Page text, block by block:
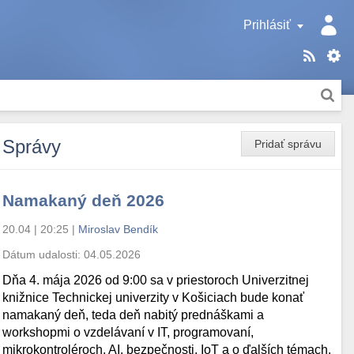
Prihlásiť
Pridať správu
Správy
Namakaný deň 2026
20.04 | 20:25 | Miroslav Bendík
Dátum udalosti:04.05.2026
Dňa 4. mája 2026 od 9:00 sa v priestoroch Univerzitnej
knižnice Technickej univerzity v Košiciach bude konať
namakaný deň, teda deň nabitý prednáškami a
workshopmi o vzdelávaní v IT, programovaní,
mikrokontroléroch, AI, bezpečnosti, IoT a o ďalších témach.